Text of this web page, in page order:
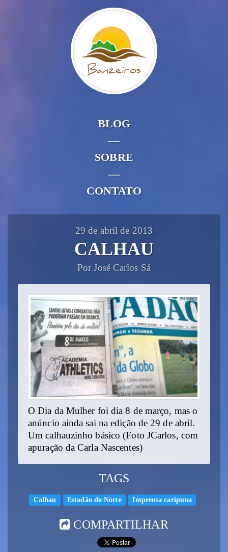
BLOG
—
SOBRE
—
CONTATO
29 de abril de 2013
CALHAU
Por José Carlos Sá
O Dia da Mulher foi dia 8 de março, mas o
anúncio ainda sai na edição de 29 de abril.
Um calhauzinho básico (Foto JCarlos, com
apuração da Carla Nascentes)
TAGS
Calhau Estadão do Norte Imprensa caripuna
COMPARTILHAR